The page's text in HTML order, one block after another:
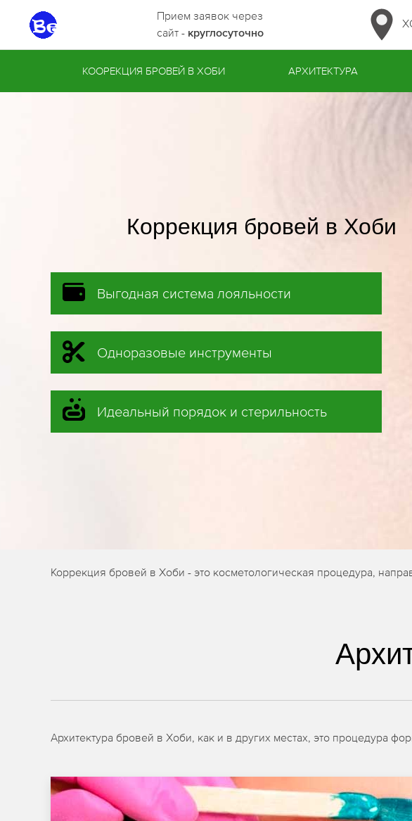
Прием заявок через
сайт - круглосуточно
КООРЕКЦИЯ БРОВЕЙ В ХОБИ АРХИТЕКТУРА
Коррекция бровей в Хоби
Выгодная система лояльности
Одноразовые инструменты
Идеальный порядок и стерильность
Коррекция бровей в Хоби - это косметологическая процедура,
Архитектура бровей в Хоби, как и в других местах, это процедура